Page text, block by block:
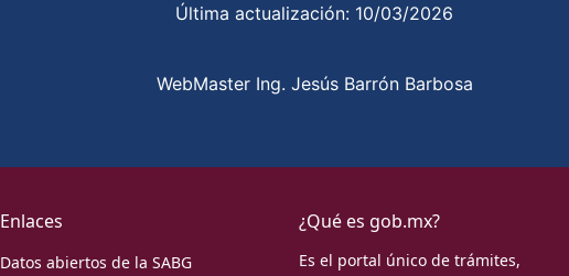
Última actualización: 10/03/2026
WebMaster Ing. Jesús Barrón Barbosa
Enlaces
Datos abiertos de la SABG
¿Qué es gob.mx?
Es el portal único de trámites,